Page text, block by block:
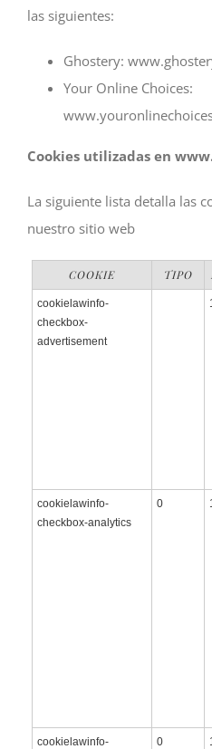
las siguientes:
Ghostery:
Your Online Choices:
Cookies utilizadas en
La siguiente lista detalla las
nuestro sitio web
COOKIE TIPO
cookielawinfo-
checkbox-
advertisement
cookielawinfo-
checkbox-analytics
0
cookielawinfo- 0